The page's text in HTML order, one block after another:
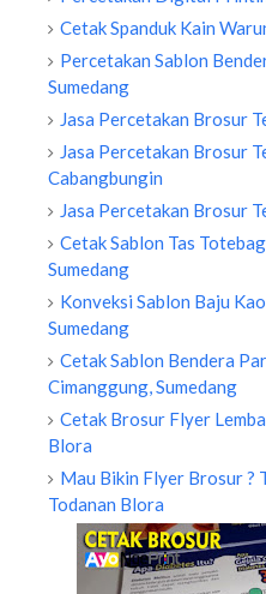
Cetak Spanduk Kain
Percetakan Sablon
Sumedang
Jasa Percetakan Brosur
Jasa Percetakan Brosur
Cabangbungin
Jasa Percetakan Brosur
Cetak Sablon Tas
Sumedang
Konveksi Sablon Baju
Sumedang
Cetak Sablon Bendera
Cimanggung, Sumedang
Cetak Brosur Flyer
Blora
Mau Bikin Flyer Brosur ?
Todanan Blora